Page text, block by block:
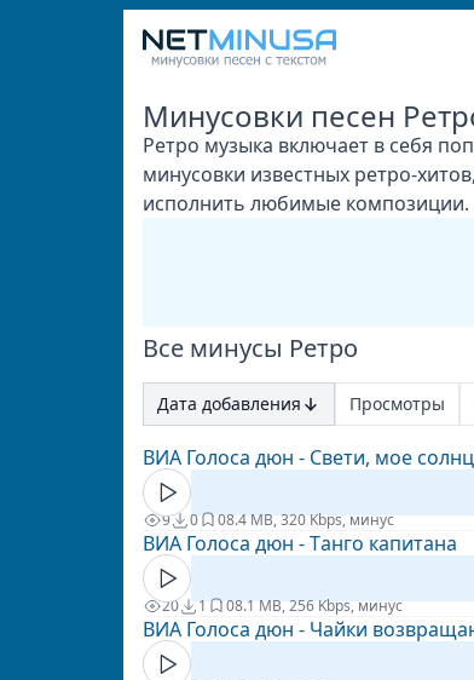
Минусовки песен
Ретро музыка включает в себя
минусовки известных ретро-
исполнить любимые композиции.
Все минусы Ретро
Дата добавления Просмотры
ВИА Голоса дюн - Свети, мое
9 0 08.4 MB, 320 Kbps, минус
ВИА Голоса дюн - Tанго капитана
20 1 08.1 MB, 256 Kbps, минус
ВИА Голоса дюн - Чайки